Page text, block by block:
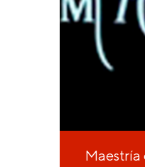
Maestría